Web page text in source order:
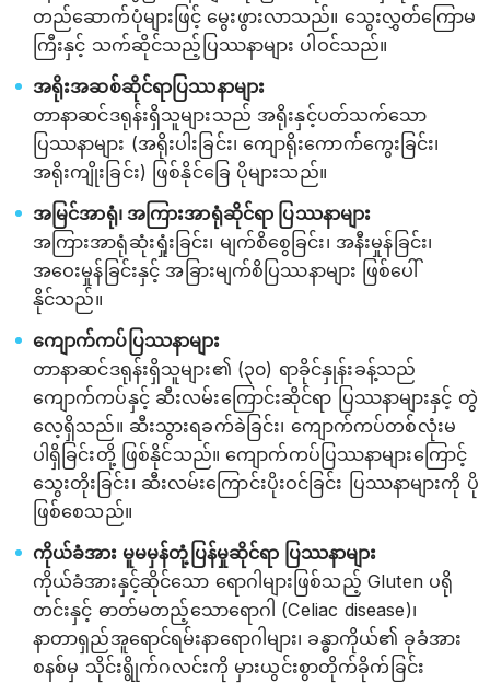
တည်ဆောက်ပုံများဖြင့် မွေးဖွားလာသည်။ သွေးလွှတ်ကြောမ
ကြီးနှင့် သက်ဆိုင်သည့်ပြဿနာများ ပါဝင်သည်။
အရိုးအဆစ်ဆိုင်ရာပြဿနာများ
တာနာဆင်ဒရုန်းရှိသူများသည် အရိုးနှင့်ပတ်သက်သော
ပြဿနာများ (အရိုးပါးခြင်း၊ ကျောရိုးကောက်ကွေးခြင်း၊
အရိုးကျိုးခြင်း) ဖြစ်နိုင်ခြေ ပိုများသည်။
အမြင်အာရုံ၊ အကြားအာရုံဆိုင်ရာ ပြဿနာများ
အကြားအာရုံဆုံးရှုံးခြင်း၊ မျက်စိစွေခြင်း၊ အနီးမှုန်ခြင်း၊
အဝေးမှုန်ခြင်းနှင့် အခြားမျက်စိပြဿနာများ ဖြစ်ပေါ်
နိုင်သည်။
ကျောက်ကပ်ပြဿနာများ
တာနာဆင်ဒရုန်းရှိသူများ၏ (၃၀) ရာခိုင်နှုန်းခန့်သည်
ကျောက်ကပ်နှင့် ဆီးလမ်းကြောင်းဆိုင်ရာ ပြဿနာများနှင့် တွဲ
လေ့ရှိသည်။ ဆီးသွားရခက်ခဲခြင်း၊ ကျောက်ကပ်တစ်လုံးမ
ပါရှိခြင်းတို့ ဖြစ်နိုင်သည်။ ကျောက်ကပ်ပြဿနာများကြောင့်
သွေးတိုးခြင်း၊ ဆီးလမ်းကြောင်းပိုးဝင်ခြင်း ပြဿနာများကို ပို
ဖြစ်စေသည်။
ကိုယ်ခံအား မူမမှန်တုံ့ပြန်မှုဆိုင်ရာ ပြဿနာများ
ကိုယ်ခံအားနှင့်ဆိုင်သော ရောဂါများဖြစ်သည့် Gluten ပရို
တင်းနှင့် ဓာတ်မတည့်သောရောဂါ (Celiac disease)၊
နာတာရှည်အူရောင်ရမ်းနာရောဂါများ၊ ခန္ဓာကိုယ်၏ ခုခံအား
စနစ်မှ သိုင်းရွိုက်ဂလင်းကို မှားယွင်းစွာတိုက်ခိုက်ခြင်း